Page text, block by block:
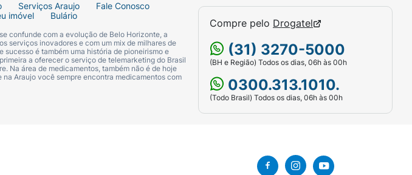
Serviços Araujo
Fale Conosco
imóvel Bulário
confunde com a evolução de Belo Horizonte, a
serviços inovadores e com um mix de milhares de
sucesso é também uma história de pioneirismo e
a oferecer o serviço de telemarketing do Brasil
Na área de medicamentos, também não é de hoje
Araujo você sempre encontra medicamentos com
Compre pelo Drogatel
(31) 3270-5000
(BH e Região) Todos os dias, 06h às 00h
0300.313.1010.
(Todo Brasil) Todos os dias, 06h às 00h